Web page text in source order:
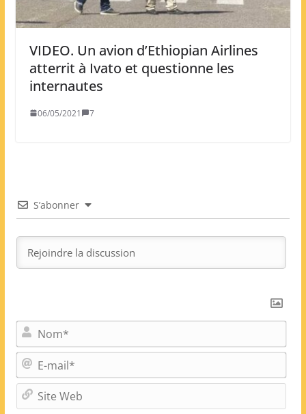
VIDEO. Un avion d’Ethiopian Airlines
atterrit à Ivato et questionne les
internautes
06/05/2021 7
S’abonner
o
m
*
E
-
m
i